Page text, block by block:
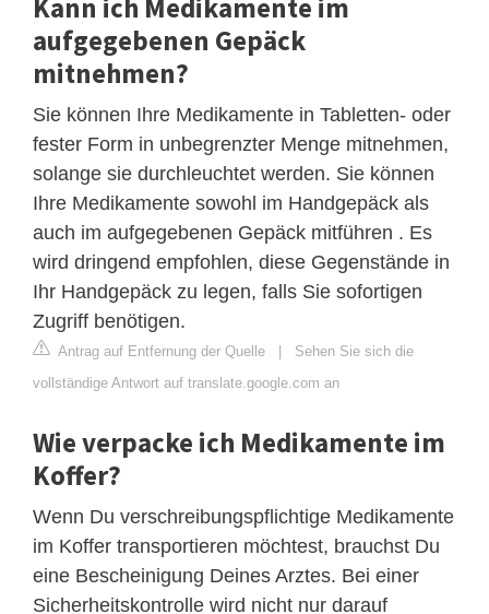
Kann ich Medikamente im
aufgegebenen Gepäck
mitnehmen?
Sie können Ihre Medikamente in Tabletten- oder
fester Form in unbegrenzter Menge mitnehmen,
solange sie durchleuchtet werden. Sie können
Ihre Medikamente sowohl im Handgepäck als
auch im aufgegebenen Gepäck mitführen . Es
wird dringend empfohlen, diese Gegenstände in
Ihr Handgepäck zu legen, falls Sie sofortigen
Zugriff benötigen.
Antrag auf Entfernung der Quelle | Sehen Sie sich die
vollständige Antwort auf translate.google.com an
Wie verpacke ich Medikamente im
Koffer?
Wenn Du verschreibungspflichtige Medikamente
im Koffer transportieren möchtest, brauchst Du
eine Bescheinigung Deines Arztes. Bei einer
Sicherheitskontrolle wird nicht nur darauf